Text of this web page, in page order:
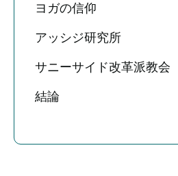
ヨガの信仰
アッシジ研究所
サニーサイド改革派教会
結論